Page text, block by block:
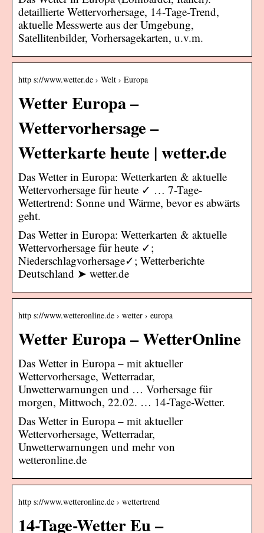
detaillierte Wettervorhersage, 14-Tage-Trend,
aktuelle Messwerte aus der Umgebung,
Satellitenbilder, Vorhersagekarten, u.v.m.
http s://www.wetter.de › Welt › Europa
Wetter Europa –
Wettervorhersage –
Wetterkarte heute | wetter.de
Das Wetter in Europa: Wetterkarten & aktuelle
Wettervorhersage für heute ✓ … 7-Tage-
Wettertrend: Sonne und Wärme, bevor es abwärts
geht.
Das Wetter in Europa: Wetterkarten & aktuelle
Wettervorhersage für heute ✓;
Niederschlagvorhersage✓; Wetterberichte
Deutschland ➤ wetter.de
http s://www.wetteronline.de › wetter › europa
Wetter Europa – WetterOnline
Das Wetter in Europa – mit aktueller
Wettervorhersage, Wetterradar,
Unwetterwarnungen und … Vorhersage für
morgen, Mittwoch, 22.02. … 14-Tage-Wetter.
Das Wetter in Europa – mit aktueller
Wettervorhersage, Wetterradar,
Unwetterwarnungen und mehr von
wetteronline.de
http s://www.wetteronline.de › wettertrend
14-Tage-Wetter Eu –